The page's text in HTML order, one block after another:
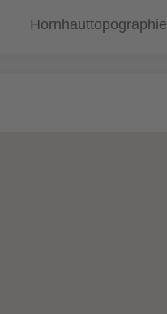
Hornhauttopographie